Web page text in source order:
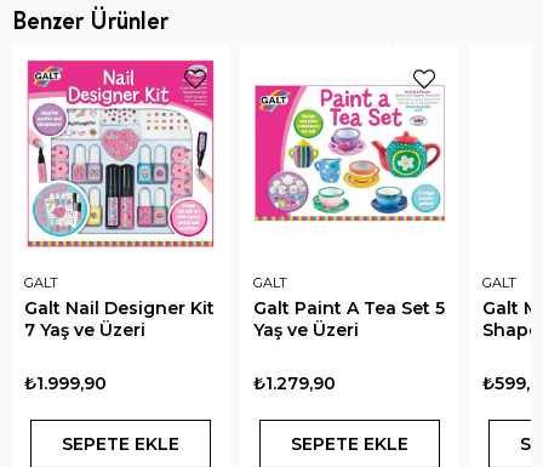
Benzer Ürünler
GALT
Galt Nail Designer Kit
7 Yaş ve Üzeri
₺1.999,90
SEPETE EKLE
GALT
Galt Paint A Tea Set 5
Yaş ve Üzeri
₺1.279,90
SEPETE EKLE
GALT
Galt